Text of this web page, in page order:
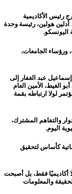
رئيس الأكاديمية
أدلين هولين، رئيسة وحدة
اليونسكو.
ورؤساء الجامعات،
عبد الغفار إلى
الغيط، الأمين العام
لولا ارتباطه بقمة
والتفاهم المشترك،
اليوم.
كأساس لتحقيق
أكاديميًا فقط، بل أصبحت
والمعلومات